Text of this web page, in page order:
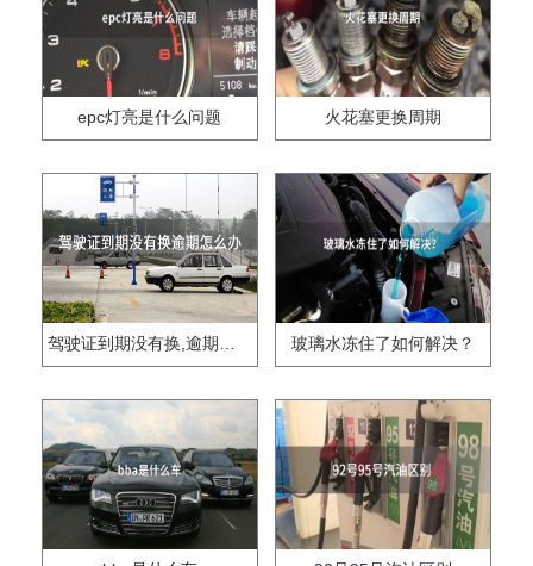
epc灯亮是什么问题 火花塞更换周期
驾驶证到期没有换,逾期怎么办?? 玻璃水冻住了如何解决？